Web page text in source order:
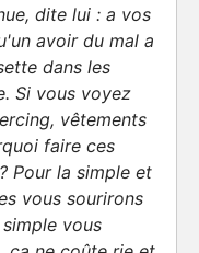
dite lui : a vos
avoir du mal a
dans les
Si vous voyez
vêtements
faire ces
Pour la simple et
vous sourirons
vous